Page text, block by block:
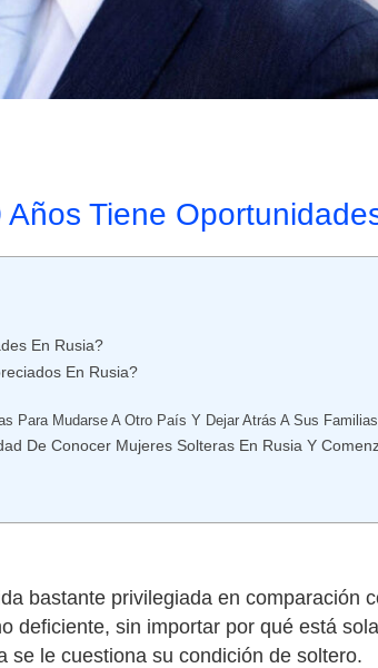
Tiene
En Rusia?
En Rusia?
Para Mudarse A Otro País Y Dejar Atrás A Sus
De Conocer Mujeres Solteras En Rusia Y
bastante privilegiada en comparación
deficiente, sin importar por qué está
se le cuestiona su condición de soltero.